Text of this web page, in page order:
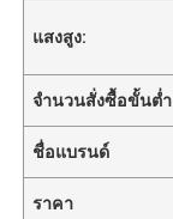
แสงสูง:
จำนวนสั่งซื้อขั้นต่ำ
ชื่อแบรนด์
ราคา